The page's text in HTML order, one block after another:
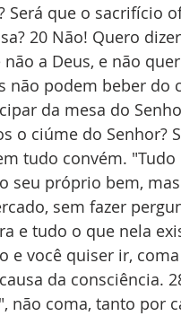
Será que o sacrifício
20 Não! Quero
a Deus, e não
não podem beber do
da mesa do
o ciúme do Senhor?
tudo convém.
seu próprio bem,
sem fazer
e tudo o que nela
e você quiser ir,
da consciência.
coma, tanto por